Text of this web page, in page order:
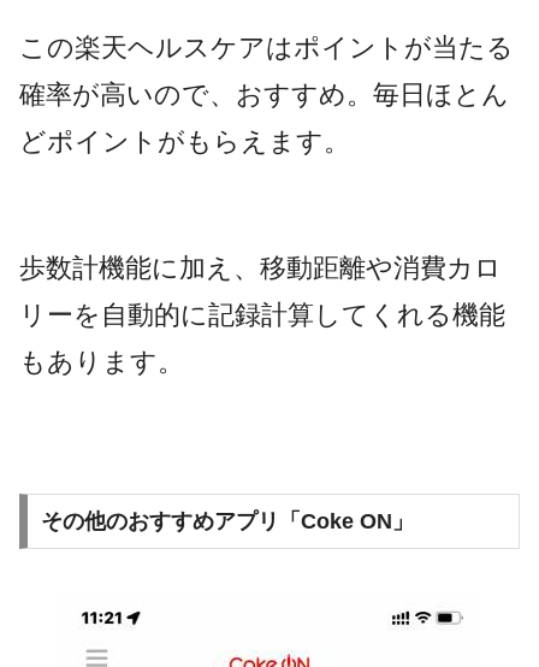
この楽天ヘルスケアはポイントが当たる
確率が高いので、おすすめ。毎日ほとん
どポイントがもらえます。
歩数計機能に加え、移動距離や消費カロ
リーを自動的に記録計算してくれる機能
もあります。
その他のおすすめアプリ「Coke ON」